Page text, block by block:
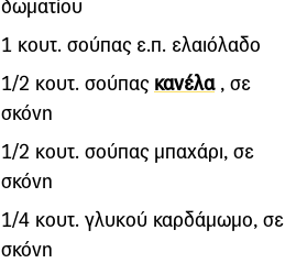
δωματίου
1 κουτ. σούπας ε.π. ελαιόλαδο
1/2 κουτ. σούπας κανέλα, σε
σκόνη
1/2 κουτ. σούπας μπαχάρι, σε
σκόνη
1/4 κουτ. γλυκού καρδάμωμο, σε
σκόνη